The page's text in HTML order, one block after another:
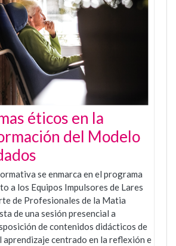
éticos en la
del Modelo
se enmarca en el programa
a los Equipos Impulsores de Lares
de Profesionales de la Matia
de una sesión presencial a
de contenidos didácticos de
aprendizaje centrado en la reflexión e